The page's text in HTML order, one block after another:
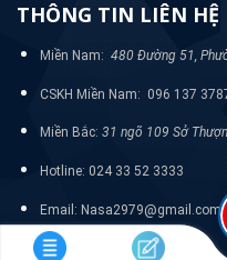
THÔNG TIN LIÊN HỆ
Miền Nam: 480 Đường 51,
CSKH Miền Nam: 096 137
Miền Bắc: 31 ngõ 109 Sở
Hotline: 024 33 52 3333
Email: Nasa2979@gmail.com